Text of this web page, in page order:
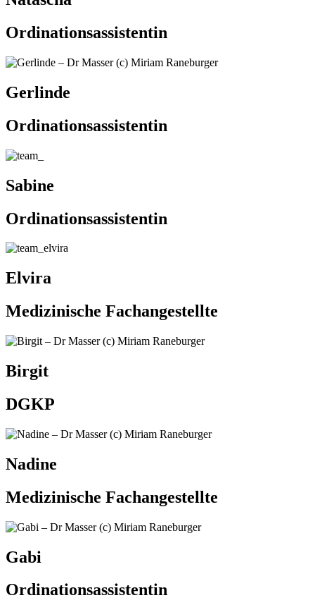
Ordinationsassistentin
Gerlinde
Ordinationsassistentin
Sabine
Ordinationsassistentin
Elvira
Medizinische Fachangestellte
Birgit
DGKP
Nadine
Medizinische Fachangestellte
Gabi
Ordinationsassistentin